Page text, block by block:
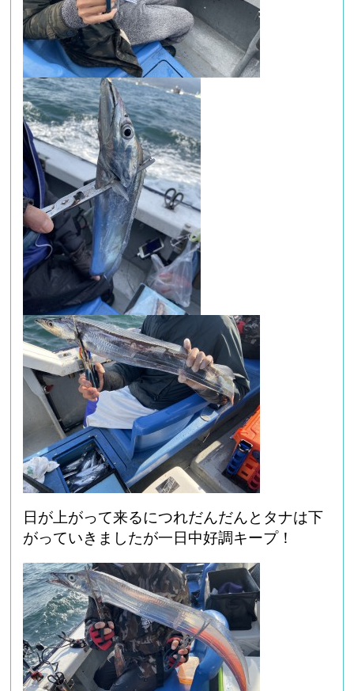
日が上がって来るにつれだんだんとタナは下
がっていきましたが一日中好調キープ！